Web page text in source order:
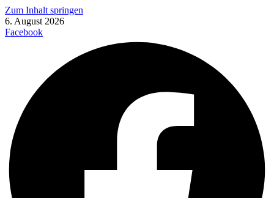
Zum Inhalt springen
6. August 2026
Facebook